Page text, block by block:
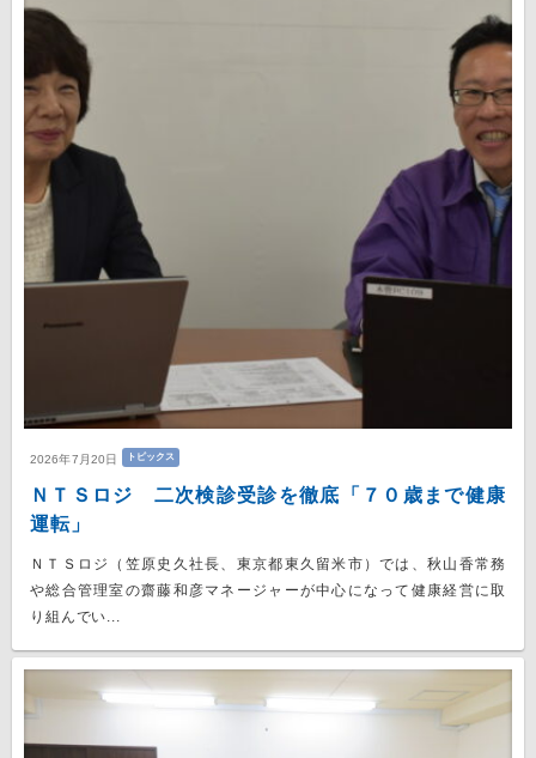
2026年7月20日 トピックス
ＮＴＳロジ 二次検診受診を徹底「７０歳まで健康
運転」
ＮＴＳロジ（笠原史久社長、東京都東久留米市）では、秋山香常務
や総合管理室の齋藤和彦マネージャーが中心になって健康経営に取
り組んでい...